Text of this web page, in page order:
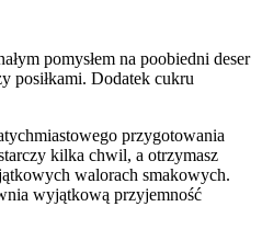
pomysłem na poobiedni deser
posiłkami. Dodatek cukru
przygotowania
kilka chwil, a otrzymasz
walorach smakowych.
wyjątkową przyjemność